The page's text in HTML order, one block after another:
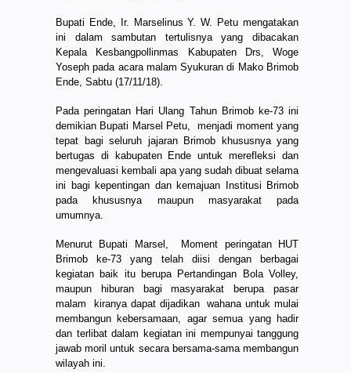
Bupati Ende, Ir. Marselinus Y. W. Petu mengatakan
ini dalam sambutan tertulisnya yang dibacakan
Kepala Kesbangpollinmas Kabupaten Drs, Woge
Yoseph pada acara malam Syukuran di Mako Brimob
Ende, Sabtu (17/11/18).
Pada peringatan Hari Ulang Tahun Brimob ke-73 ini
demikian Bupati Marsel Petu, menjadi moment yang
tepat bagi seluruh jajaran Brimob khususnya yang
bertugas di kabupaten Ende untuk merefleksi dan
mengevaluasi kembali apa yang sudah dibuat selama
ini bagi kepentingan dan kemajuan Institusi Brimob
pada khususnya maupun masyarakat pada
umumnya.
Menurut Bupati Marsel, Moment peringatan HUT
Brimob ke-73 yang telah diisi dengan berbagai
kegiatan baik itu berupa Pertandingan Bola Volley,
maupun hiburan bagi masyarakat berupa pasar
malam kiranya dapat dijadikan wahana untuk mulai
membangun kebersamaan, agar semua yang hadir
dan terlibat dalam kegiatan ini mempunyai tanggung
jawab moril untuk secara bersama-sama membangun
wilayah ini.